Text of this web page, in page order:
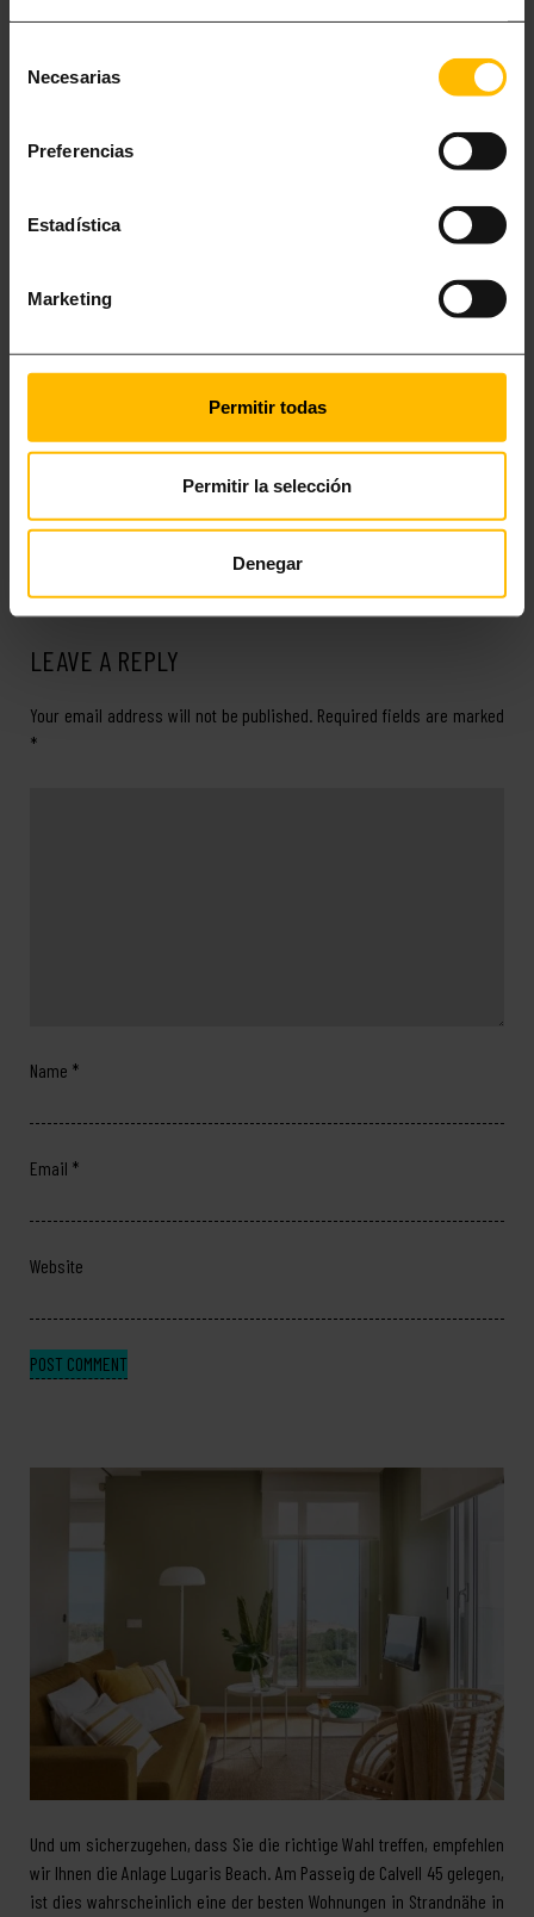
Necesarias
Preferencias
Estadística
Marketing
Permitir todas
Permitir la selección
Denegar
BARCELONA
Barcelona für perfekte Urlaubstage mit der Familie, mit Freunden
oder für Paare. Sie haben die Wahl. Herrliche Appartments ganz in der
Nähe des Strandes von Barcelona, …
LEAVE A REPLY
Your email address will not be published. Required fields are marked
*
Name *
Email *
Website
Und um sicherzugehen, dass Sie die richtige Wahl treffen, empfehlen
wir Ihnen die Anlage Lugaris Beach. Am Passeig de Calvell 45 gelegen,
ist dies wahrscheinlich eine der besten Wohnungen in Strandnähe in